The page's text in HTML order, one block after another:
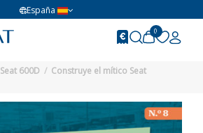
España
0
Seat 600D
Construye el mítico Seat